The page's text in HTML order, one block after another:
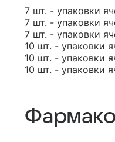
7 шт. - упаковки
7 шт. - упаковки
7 шт. - упаковки
10 шт. - упаковки
10 шт. - упаковки
10 шт. - упаковки